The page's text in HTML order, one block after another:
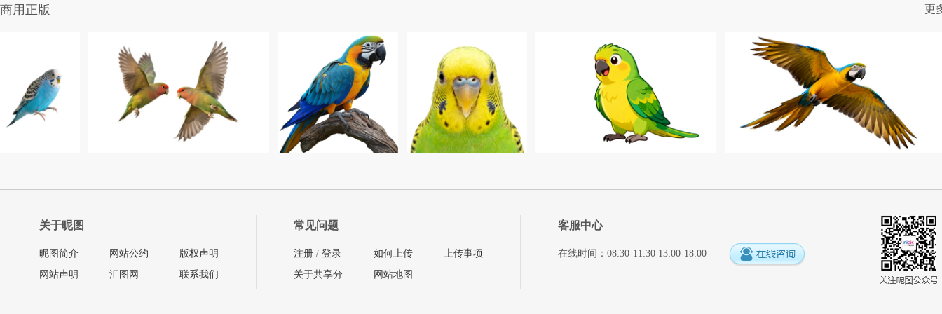
商用正版 更
关于昵图
昵图简介
网站声明
网站公约
汇图网
版权声明
联系我们
常见问题
注册 / 登录
关于共享分
如何上传
网站地图
上传事项
客服中心
在线时间：08:30-11:30 13:00-18:00